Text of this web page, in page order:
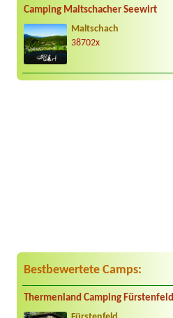
Camping Maltschacher Seewirt
Maltschach
38702x
Bestbewertete Camps:
Thermenland Camping Fürstenfeld